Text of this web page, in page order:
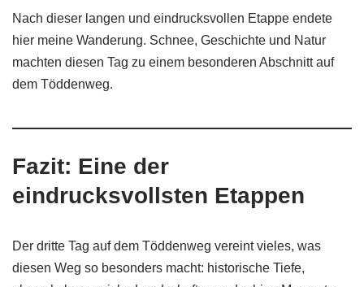
Nach dieser langen und eindrucksvollen Etappe endete
hier meine Wanderung. Schnee, Geschichte und Natur
machten diesen Tag zu einem besonderen Abschnitt auf
dem Töddenweg.
Fazit: Eine der
eindrucksvollsten Etappen
Der dritte Tag auf dem Töddenweg vereint vieles, was
diesen Weg so besonders macht: historische Tiefe,